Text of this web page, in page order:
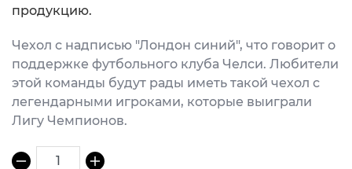
продукцию.
Чехол с надписью "Лондон синий", что говорит о
поддержке футбольного клуба Челси. Любители
этой команды будут рады иметь такой чехол с
легендарными игроками, которые выиграли
Лигу Чемпионов.
1